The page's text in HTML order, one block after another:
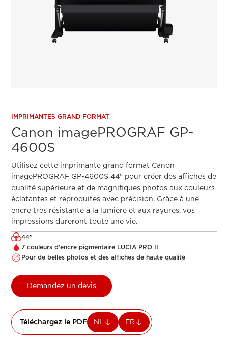
IMPRIMANTES GRAND FORMAT
Canon imagePROGRAF GP-
4600S
Utilisez cette imprimante grand format Canon
imagePROGRAF GP-4600S 44" pour créer des affiches de
qualité supérieure et de magnifiques photos aux couleurs
éclatantes et reproduites avec précision. Grâce à une
encre très résistante à la lumière et aux rayures, vos
impressions dureront toute une vie.
44"
7 couleurs d'encre pigmentaire LUCIA PRO II
Pour de belles photos et des affiches de haute qualité
Demandez un devis
Téléchargez le PDF NL FR